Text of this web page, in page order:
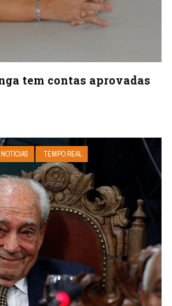
tem contas aprovadas
NOTÍCIAS TEMPO REAL